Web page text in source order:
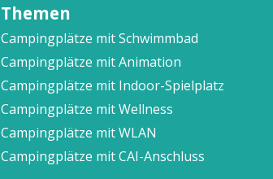
Themen
Campingplätze mit Schwimmbad
Campingplätze mit Animation
Campingplätze mit Indoor-Spielplatz
Campingplätze mit Wellness
Campingplätze mit WLAN
Campingplätze mit CAI-Anschluss